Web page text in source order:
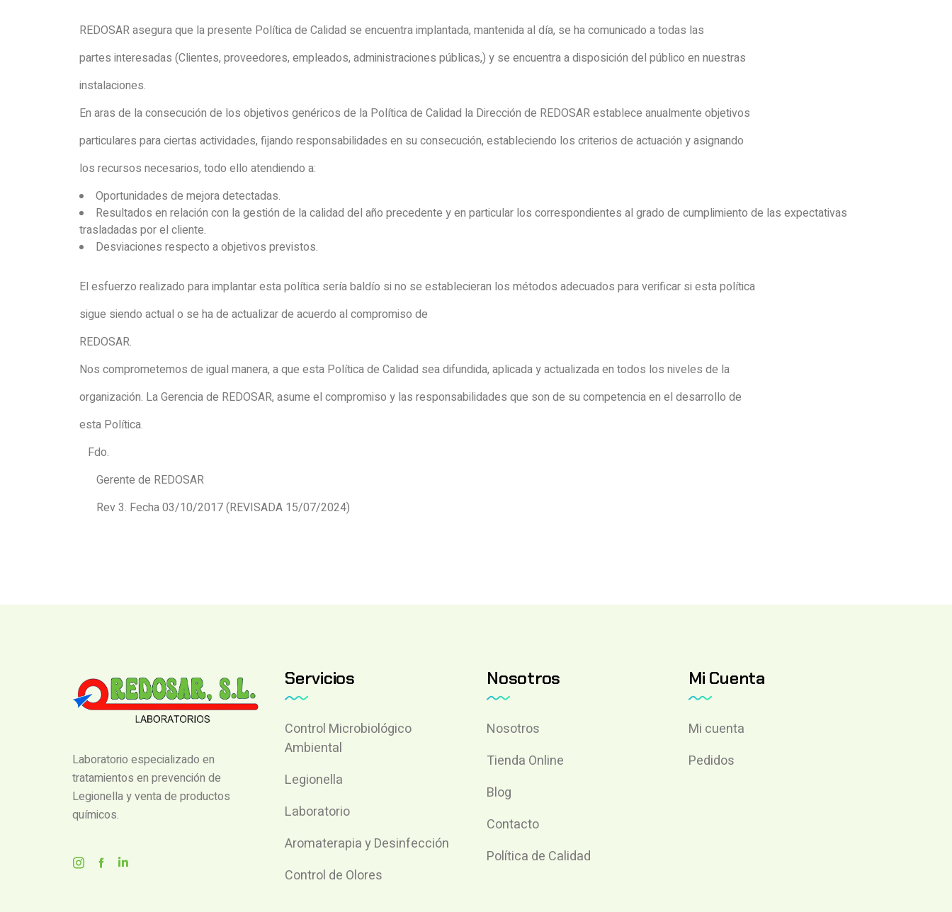
REDOSAR asegura que la presente Política de Calidad se encuentra implantada, mantenida al día, se ha comunicado a todas las
partes interesadas (Clientes, proveedores, empleados, administraciones públicas,) y se encuentra a disposición del público en nuestras
instalaciones.
En aras de la consecución de los objetivos genéricos de la Política de Calidad la Dirección de REDOSAR establece anualmente objetivos
particulares para ciertas actividades, fijando responsabilidades en su consecución, estableciendo los criterios de actuación y asignando
los recursos necesarios, todo ello atendiendo a:
Oportunidades de mejora detectadas.
Resultados en relación con la gestión de la calidad del año precedente y en particular los correspondientes al grado de cumplimiento de las expectativas
trasladadas por el cliente.
Desviaciones respecto a objetivos previstos.
El esfuerzo realizado para implantar esta política sería baldío si no se establecieran los métodos adecuados para verificar si esta política
sigue siendo actual o se ha de actualizar de acuerdo al compromiso de
REDOSAR.
Nos comprometemos de igual manera, a que esta Política de Calidad sea difundida, aplicada y actualizada en todos los niveles de la
organización. La Gerencia de REDOSAR, asume el compromiso y las responsabilidades que son de su competencia en el desarrollo de
esta Política.
Fdo.
Gerente de REDOSAR
Rev 3. Fecha 03/10/2017 (REVISADA 15/07/2024)
Laboratorio especializado en
tratamientos en prevención de
Legionella y venta de productos
químicos.
Servicios
Control Microbiológico
Ambiental
Legionella
Laboratorio
Aromaterapia y Desinfección
Control de Olores
Nosotros
Nosotros
Tienda Online
Blog
Contacto
Política de Calidad
Mi Cuenta
Mi cuenta
Pedidos